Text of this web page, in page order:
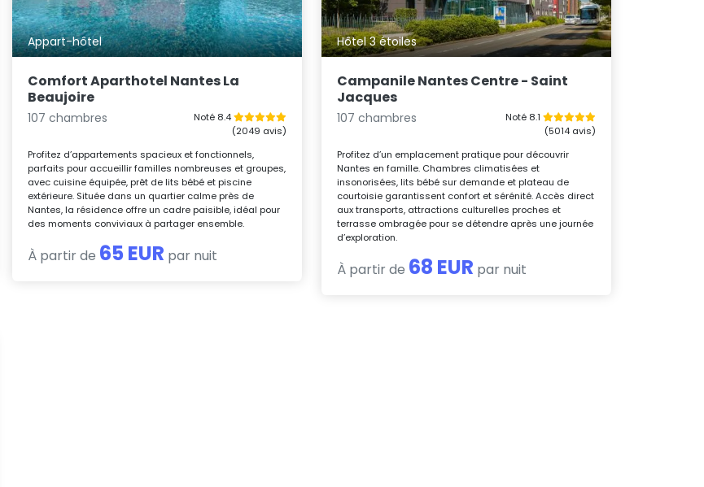
Appart-hôtel
Comfort Aparthotel Nantes La
Beaujoire
107 chambres
Noté 8.4
(2049 avis)
Profitez d’appartements spacieux et fonctionnels,
parfaits pour accueillir familles nombreuses et groupes,
avec cuisine équipée, prêt de lits bébé et piscine
extérieure. Située dans un quartier calme près de
Nantes, la résidence offre un cadre paisible, idéal pour
des moments conviviaux à partager ensemble.
À partir de 65 EUR par nuit
Hôtel 3 étoiles
Campanile Nantes Centre - Saint
Jacques
107 chambres
Noté 8.1
(5014 avis)
Profitez d’un emplacement pratique pour découvrir
Nantes en famille. Chambres climatisées et
insonorisées, lits bébé sur demande et plateau de
courtoisie garantissent confort et sérénité. Accès direct
aux transports, attractions culturelles proches et
terrasse ombragée pour se détendre après une journée
d’exploration.
À partir de 68 EUR par nuit